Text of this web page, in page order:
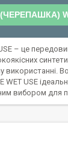
– це
USE
вибором для